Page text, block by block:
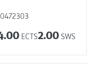
ECTS2.00 SWS